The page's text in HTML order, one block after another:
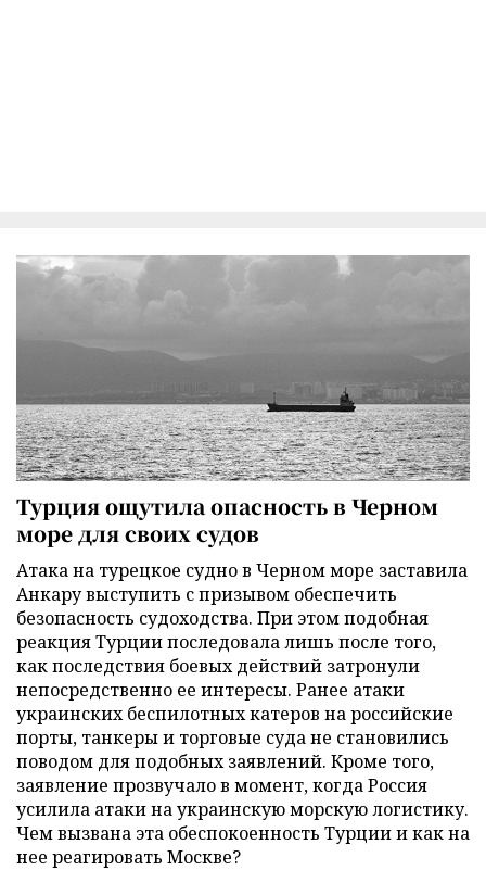
Турция ощутила опасность в Черном
море для своих судов
Атака на турецкое судно в Черном море заставила
Анкару выступить с призывом обеспечить
безопасность судоходства. При этом подобная
реакция Турции последовала лишь после того,
как последствия боевых действий затронули
непосредственно ее интересы. Ранее атаки
украинских беспилотных катеров на российские
порты, танкеры и торговые суда не становились
поводом для подобных заявлений. Кроме того,
заявление прозвучало в момент, когда Россия
усилила атаки на украинскую морскую логистику.
Чем вызвана эта обеспокоенность Турции и как на
нее реагировать Москве?